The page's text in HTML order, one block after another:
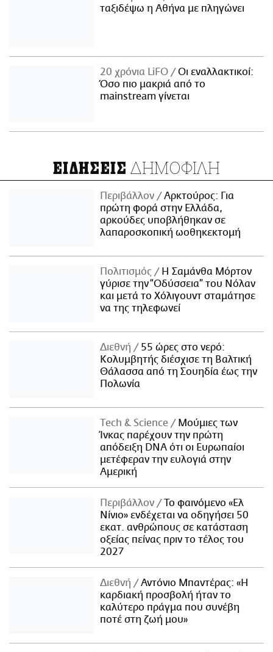
ταξιδέψω η Αθήνα με πληγώνει
20 χρόνια LiFO
Οι εναλλακτικοί:
Όσο πιο μακριά από το
mainstream γίνεται
ΕΙΔΗΣΕΙΣ ΔΗΜΟΦΙΛΗ
Περιβάλλον
Αρκτούρος: Για
πρώτη φορά στην Ελλάδα,
αρκούδες υποβλήθηκαν σε
λαπαροσκοπική ωοθηκεκτομή
Πολιτισμός
Η Σαμάνθα Μόρτον
γύρισε την “Οδύσσεια” του Νόλαν
και μετά το Χόλιγουντ σταμάτησε
να της τηλεφωνεί
Διεθνή
55 ώρες στο νερό:
Κολυμβητής διέσχισε τη Βαλτική
Θάλασσα από τη Σουηδία έως την
Πολωνία
Τech & Science
Μούμιες των
Ίνκας παρέχουν την πρώτη
απόδειξη DNA ότι οι Ευρωπαίοι
μετέφεραν την ευλογιά στην
Αμερική
Περιβάλλον
Το φαινόμενο «Ελ
Νίνιο» ενδέχεται να οδηγήσει 50
εκατ. ανθρώπους σε κατάσταση
οξείας πείνας πριν το τέλος του
2027
Διεθνή
Αντόνιο Μπαντέρας: «Η
καρδιακή προσβολή ήταν το
καλύτερο πράγμα που συνέβη
ποτέ στη ζωή μου»